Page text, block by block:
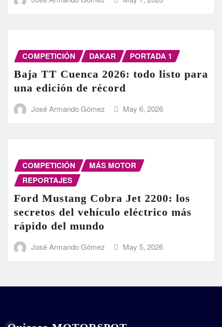
COMPETICIÓN DAKAR PORTADA 1
Baja TT Cuenca 2026: todo listo para
una edición de récord
José Armando Gómez May 6, 2026
COMPETICIÓN
MÁS MOTOR
REPORTAJES
Ford Mustang Cobra Jet 2200: los
secretos del vehículo eléctrico más
rápido del mundo
José Armando Gómez May 5, 2026